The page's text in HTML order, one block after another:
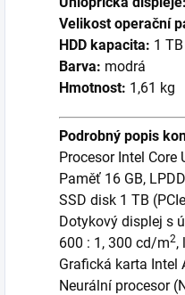
Velikost operační
HDD kapacita: 1
Barva: modrá
Hmotnost: 1,61 kg
Podrobný popis
Procesor Intel Core
Paměť 16 GB,
SSD disk 1 TB
Dotykový displej s
600 : 1, 300 cd/m2,
Grafická karta Intel
Neurální procesor